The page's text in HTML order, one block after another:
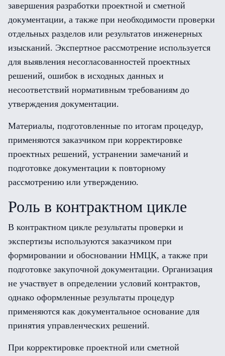
завершения разработки проектной и сметной
документации, а также при необходимости проверки
отдельных разделов или результатов инженерных
изысканий. Экспертное рассмотрение используется
для выявления несогласованностей проектных
решений, ошибок в исходных данных и
несоответствий нормативным требованиям до
утверждения документации.
Материалы, подготовленные по итогам процедур,
применяются заказчиком при корректировке
проектных решений, устранении замечаний и
подготовке документации к повторному
рассмотрению или утверждению.
Роль в контрактном цикле
В контрактном цикле результаты проверки и
экспертизы используются заказчиком при
формировании и обосновании НМЦК, а также при
подготовке закупочной документации. Организация
не участвует в определении условий контрактов,
однако оформленные результаты процедур
применяются как документальное основание для
принятия управленческих решений.
При корректировке проектной или сметной